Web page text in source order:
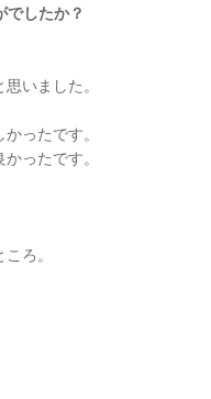
でしたか？
いました。
ったです。
ったです。
ろ。